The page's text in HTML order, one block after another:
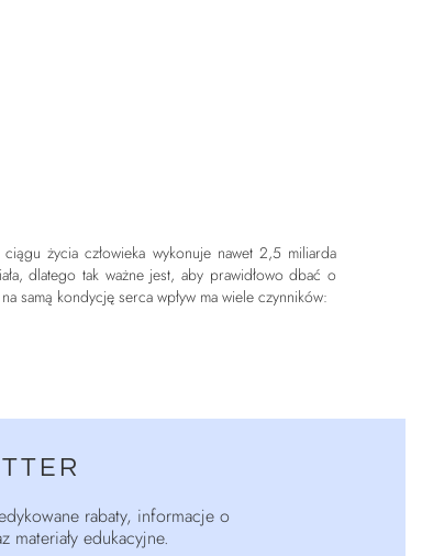
życia człowieka wykonuje nawet 2,5 miliarda
dlatego tak ważne jest, aby prawidłowo dbać o
samą kondycję serca wpływ ma wiele czynników:
rabaty, informacje o
edukacyjne.